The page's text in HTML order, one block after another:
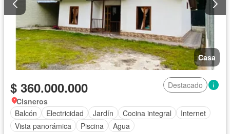
Casa
$ 360.000.000
Destacado
Cisneros
Balcón
Electricidad Jardín Cocina integral
Internet
Vista panorámica
Piscina Agua